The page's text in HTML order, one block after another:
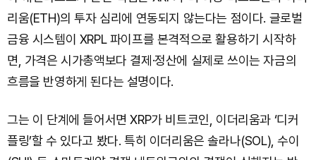
리움(ETH)의 투자 심리에 연동되지 않는다는 점이다. 글로벌
금융 시스템이 XRPL 파이프를 본격적으로 활용하기 시작하
면, 가격은 시가총액보다 결제·정산에 실제로 쓰이는 자금의
흐름을 반영하게 된다는 설명이다.
그는 이 단계에 들어서면 XRP가 비트코인, 이더리움과 ‘디커
플링’할 수 있다고 봤다. 특히 이더리움은 솔라나(SOL), 수이